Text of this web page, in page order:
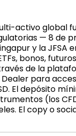
activo global
— 8 de
y la
bonos,
de la
para
El depósito
(los
El copy o